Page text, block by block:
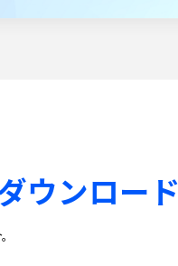
ウンロード